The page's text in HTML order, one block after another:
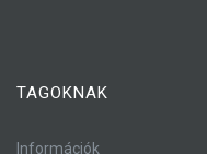
TAGOKNAK
Információk